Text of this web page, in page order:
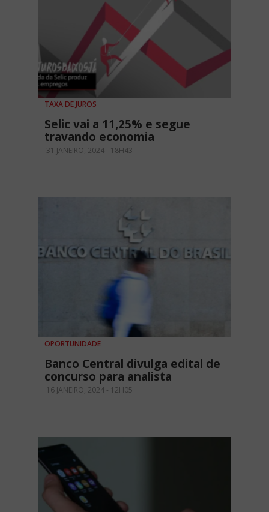
TAXA DE JUROS
Selic vai a 11,25% e segue
travando economia
31 JANEIRO, 2024 - 18H43
OPORTUNIDADE
Banco Central divulga edital de
concurso para analista
16 JANEIRO, 2024 - 12H05